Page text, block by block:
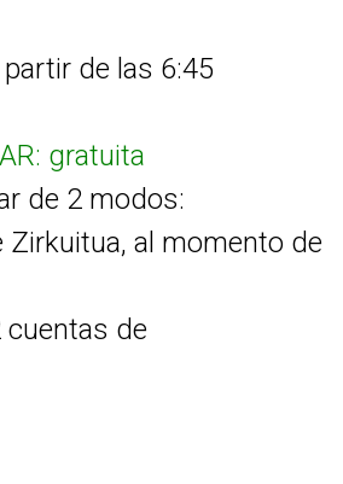
de las 6:45
gratuita
de 2 modos:
Zirkuitua, al momento de
cuentas de